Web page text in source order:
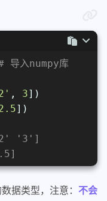
导入numpy库
, 3])
])
'3']
据类型，注意： 不会